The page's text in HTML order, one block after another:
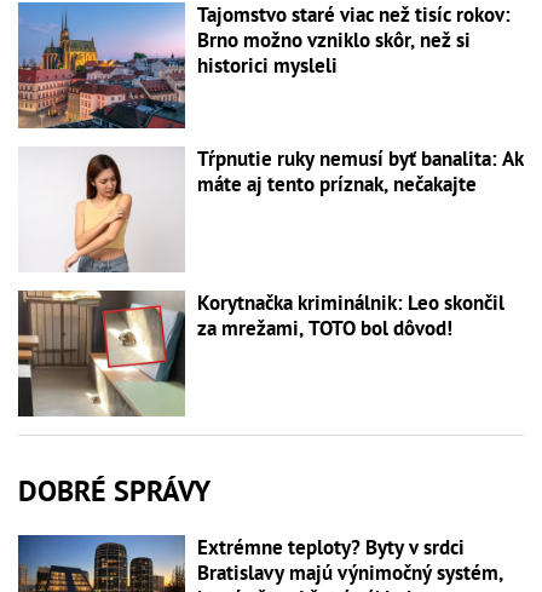
Tajomstvo staré viac než tisíc rokov:
Brno možno vzniklo skôr, než si
historici mysleli
Tŕpnutie ruky nemusí byť banalita: Ak
máte aj tento príznak, nečakajte
Korytnačka kriminálnik: Leo skončil
za mrežami, TOTO bol dôvod!
DOBRÉ SPRÁVY
Extrémne teploty? Byty v srdci
Bratislavy majú výnimočný systém,